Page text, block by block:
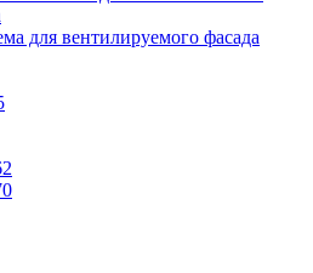
для вентилируемого фасада